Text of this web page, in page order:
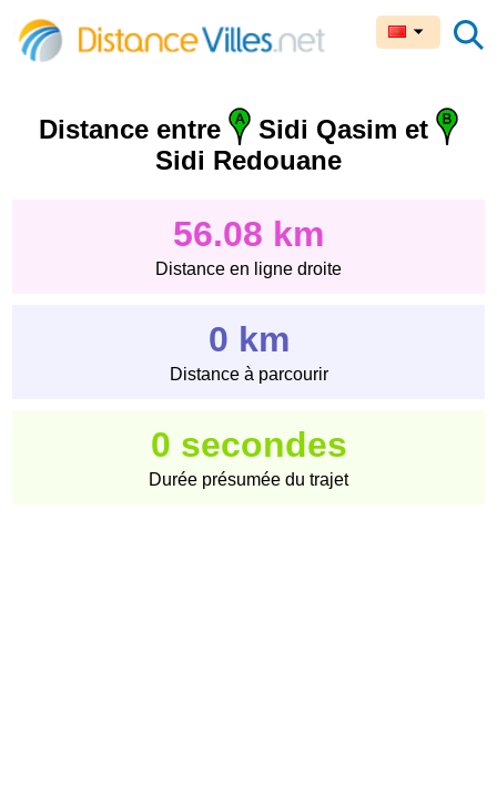
Distance entre
Sidi Qasim et
Sidi Redouane
56.08 km
Distance en ligne droite
0 km
Distance à parcourir
0 secondes
Durée présumée du trajet